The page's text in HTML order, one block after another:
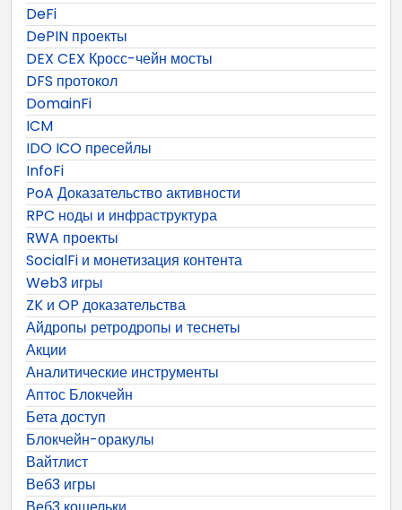
DeFi
DePIN проекты
DEX CEX Кросс-чейн мосты
DFS протокол
DomainFi
ICM
IDO ICO пресейлы
InfoFi
PoA Доказательство активности
RPC ноды и инфраструктура
RWA проекты
SocialFi и монетизация контента
Web3 игры
ZK и OP доказательства
Айдропы ретродропы и теснеты
Акции
Аналитические инструменты
Аптос Блокчейн
Бета доступ
Блокчейн-оракулы
Вайтлист
Веб3 игры